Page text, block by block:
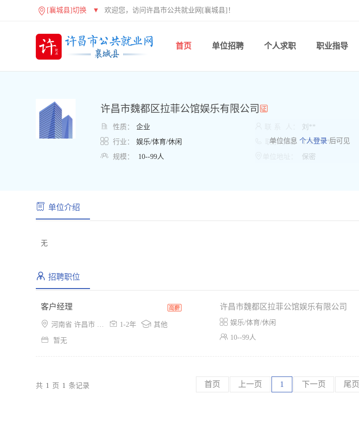
[襄城县]切换 ▼ 欢迎您，访问许昌市公共就业网[襄城县]！
首页 单位招聘 个人求职 职业指导
许昌市魏都区拉菲公馆娱乐有限公司
 性质： 企业
 行业： 娱乐/体育/休闲
 规模： 10--99人
单位信息 个人登录后可见
刘**
联系方式： 173*******
保密
单位介绍
无
招聘职位
客户经理
 河南省 许昌市 魏都区  1-2年  其他
 暂无
许昌市魏都区拉菲公馆娱乐有限公司
 娱乐/体育/休闲
 10--99人
共 1 页 1 条记录 首页 上一页 1 下一页 尾页